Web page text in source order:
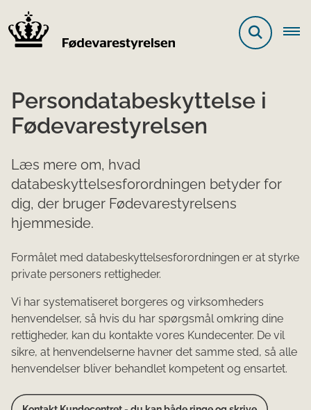
Persondatabeskyttelse i
Fødevarestyrelsen
Læs mere om, hvad
databeskyttelsesforordningen betyder for
dig, der bruger Fødevarestyrelsens
hjemmeside.
​Formålet med databeskyttelsesforordningen er at styrke
private personers rettigheder.
Vi har systematiseret borgeres og virksomheders
henvendelser, så hvis du har spørgsmål omkring dine
rettigheder, kan du kontakte vores Kundecenter. De vil
sikre, at henvendelserne havner det samme sted, så alle
henvendelser bliver behandlet kompetent og ensartet.